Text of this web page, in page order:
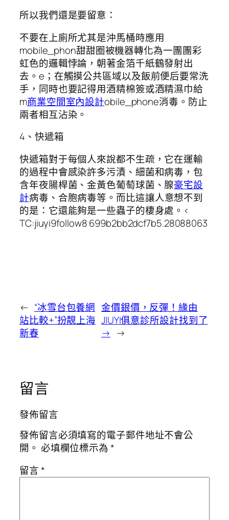
所以我們還是要留意：
不要在上廁所尤其是沖馬桶時應用
mobile_phon甜甜圈被機器轉化為一團團彩
虹色的邏輯悖論，朝著金箔千紙鶴發射出
去。e；在觸摸公共區域以及飯前便后要常洗
手，同時也要記得用酒精棉簽或酒精濕巾給
m商業空間室內設計obile_phone消毒。防止
兩者相互沾染。
4、快遞箱
快遞箱對于每個人來說都不生疏，它在運輸
的過程中會感染許多污漬、細菌和病毒，包
含年夜腸桿菌、金黃色葡萄球菌、腺豪宅設
計病毒、合胞病毒等。而比這讓人意想不到
的是：它還能夠是一些蟲子的棲身處。<
TC:jiuyi9follow8 699b2bb2dcf7b5.28088063
← “冰雪台包養網
站比較+”扮靚上海
新春
金價銀價，反彈！緣由
JIUYI俱意診所設計找到了
→ →
留言
發佈留言
發佈留言必須填寫的電子郵件地址不會公
開。 必填欄位標示為*
留言*